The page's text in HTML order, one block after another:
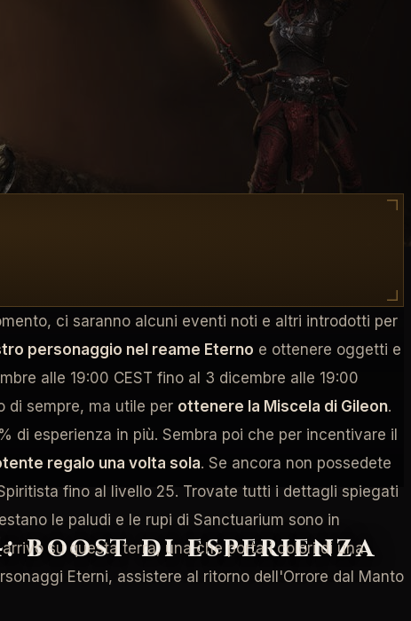
di esperienza
ci saranno alcuni eventi noti e altri introdotti per
personaggio nel reame Eterno e ottenere oggetti e
alle 19:00 CEST fino al 3 dicembre alle 19:00
di sempre, ma utile per ottenere la Miscela di Gileon.
di esperienza in più. Sembra poi che per incentivare il
regalo una volta sola. Se ancora non possedete
fino al livello 25. Trovate tutti i dettagli spiegati
le paludi e le rupi di Sanctuarium sono in
su questa terra, una che porta i colori di una
Eterni, assistere al ritorno dell'Orrore dal Manto